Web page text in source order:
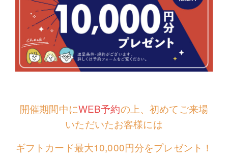
開催期間中にWEB予約の上、初めてご来場
いただいたお客様には
ギフトカード最大10,000円分をプレゼント！